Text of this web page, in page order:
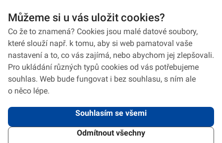
Autor: Andrej Halada, VHÚ
2026 © VeV-VA Vyškov • Informace jsou poskytovány v souladu se zákonem
Můžeme si u vás uložit cookies?
Co že to znamená? Cookies jsou malé datové soubory,
které slouží např. k tomu, aby si web pamatoval vaše
nastavení a to, co vás zajímá, nebo abychom jej zlepšovali.
Pro ukládání různých typů cookies od vás potřebujeme
souhlas. Web bude fungovat i bez souhlasu, s ním ale
o něco lépe.
Souhlasím se všemi
Odmítnout všechny